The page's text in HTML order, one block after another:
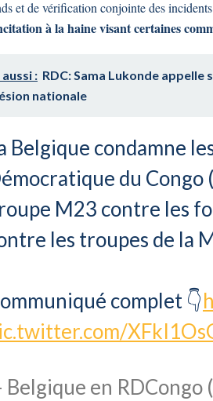
et de vérification conjointe des
à la haine visant certaines
: RDC: Sama Lukonde
nationale
Belgique condamne
du Congo
M23 contre les
les troupes de la
complet 👇
en RDCongo